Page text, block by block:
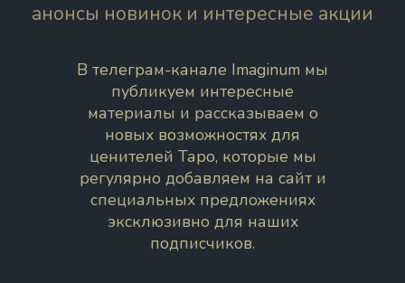
анонсы новинок и интересные акции
В телеграм-канале Imaginum мы
публикуем интересные
материалы и рассказываем о
новых возможностях для
ценителей Таро, которые мы
регулярно добавляем на сайт и
специальных предложениях
эксклюзивно для наших
подписчиков.